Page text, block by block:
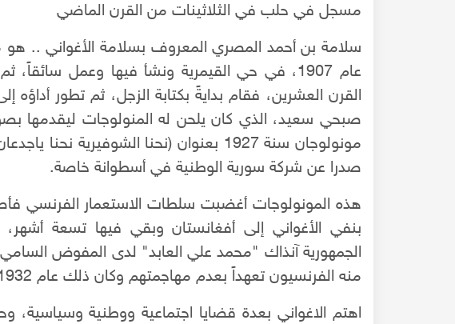
مسجل في حلب في الثلاثينات من القرن الماضي
سلامة بن أحمد المصري المعروف بسلامة الأغواني
عام 1907، في حي القيمرية ونشأ فيها وعمل
القرن العشرين، فقام بدايةً بكتابة الزجل، ثم تطور أداؤه
صبحي سعيد، الذي كان يلحن له المنولوجات ليقدمها
مونولوجان سنة 1927 بعنوان (نحنا الشوفيرية
صدرا عن شركة سورية الوطنية في أسطوانة خاصة.
هذه المونولوجات أغضبت سلطات الاستعمار الفرنسي
بنفي الأغواني إلى أفغانستان وبقي فيها تسعة
الجمهورية آنذاك "محمد علي العابد" لدى المفوض
منه الفرنسيون تعهداً بعدم مهاجمتهم وكان ذلك عام 1932.
اهتم الاغواني بعدة قضايا اجتماعية ووطنية وسياسية،
عن عبق حلب مع المحامي علاء السيد
الاسماعيلية 2018م -